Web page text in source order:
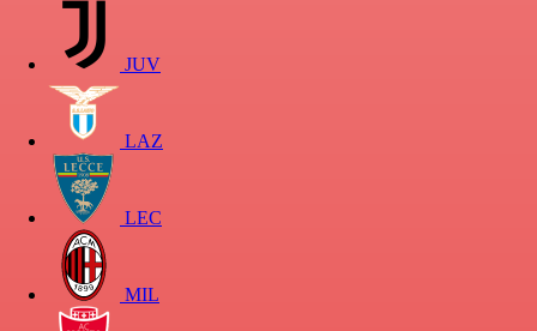
JUV
LAZ
LEC
MIL